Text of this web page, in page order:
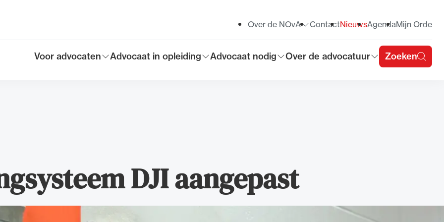
Toon submenu voor
Voor advocaten
Toon submenu voor
Advocaat in opleiding
Toon submenu voor
Advocaat nodig
Toon submenu voor
Over de advocatuur Zoeken
Toon submenu voor
Over de NOvA ContactNieuwsAgendaMijn Orde
DJI aangepast